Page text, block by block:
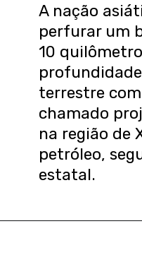
A nação
perfurar um
10
terrestre
chamado
na região de
petróleo,
estatal.